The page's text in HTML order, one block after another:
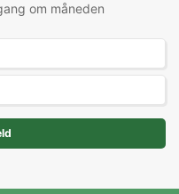
om måneden